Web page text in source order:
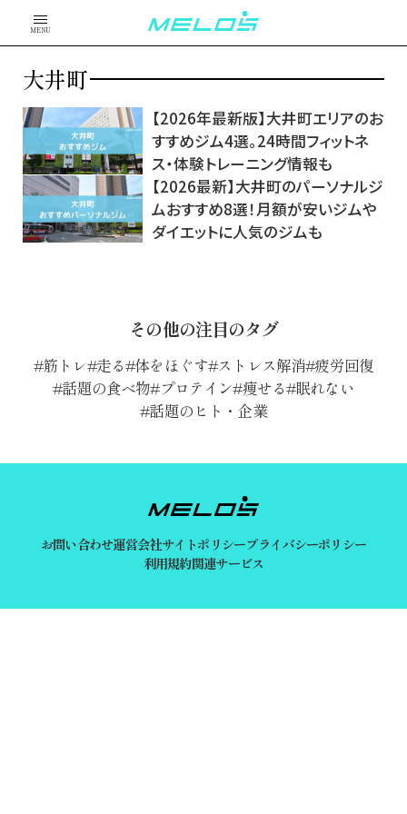
MENU
大井町
【2026年最新版】大井町エリアのお
すすめジム4選。24時間フィットネ
ス・体験トレーニング情報も
【2026最新】大井町のパーソナルジ
ムおすすめ8選！月額が安いジムや
ダイエットに人気のジムも
その他の注目のタグ
筋トレ 走る 体をほぐす ストレス解消 疲労回復
話題の食べ物 プロテイン 痩せる 眠れない
話題のヒト・企業
お問い合わせ運営会社サイトポリシープライバシーポリシー
利用規約関連サービス